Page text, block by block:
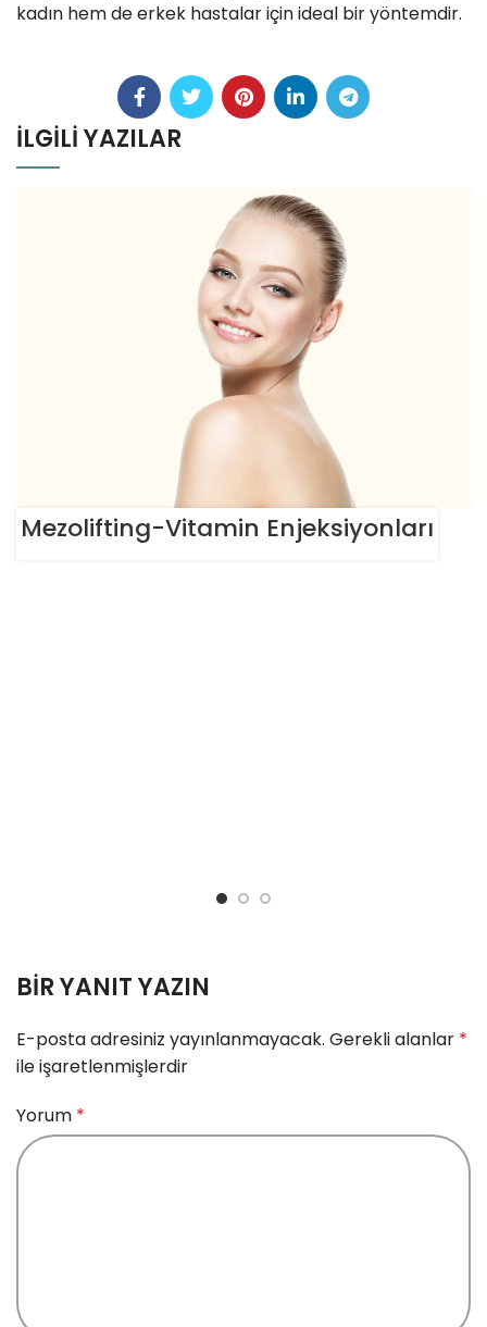
kadın hem de erkek hastalar için ideal bir yöntemdir.
İLGILI YAZILAR
Mezolifting-Vitamin Enjeksiyonları
BIR YANIT YAZIN
E-posta adresiniz yayınlanmayacak. Gerekli alanlar *
ile işaretlenmişlerdir
Yorum *